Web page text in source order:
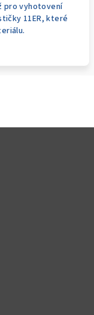
pro vyhotovení
11ER, které